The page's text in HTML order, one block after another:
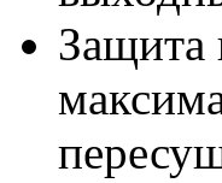
Защита